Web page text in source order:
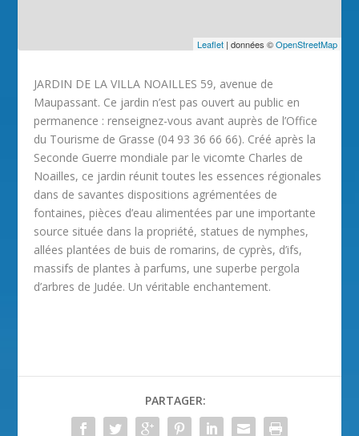
Leaflet| données ©OpenStreetMap
JARDIN DE LA VILLA NOAILLES 59, avenue de
Maupassant. Ce jardin n’est pas ouvert au public en
permanence : renseignez-vous avant auprès de l’Office
du Tourisme de Grasse (04 93 36 66 66). Créé après la
Seconde Guerre mondiale par le vicomte Charles de
Noailles, ce jardin réunit toutes les essences régionales
dans de savantes dispositions agrémentées de
fontaines, pièces d’eau alimentées par une importante
source située dans la propriété, statues de nymphes,
allées plantées de buis de romarins, de cyprès, d’ifs,
massifs de plantes à parfums, une superbe pergola
d’arbres de Judée. Un véritable enchantement.
PARTAGER: